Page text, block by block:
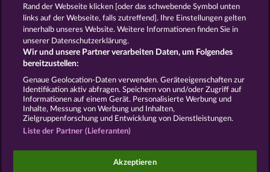
AGB Datenschutz und Cookie Richtlinien
Impressum
Widerruf einreichen
Social Casino Spiele dienen der reinen Unterhaltung
Rand der Webseite klicken [oder das schwebende Symbol unten
links auf der Webseite, falls zutreffend]. Ihre Einstellungen gelten
innerhalb unseres Website. Weitere Informationen finden Sie in
unserer Datenschutzerklärung.
Wir und unsere Partner verarbeiten Daten, um Folgendes
bereitzustellen:
Genaue Geolocation-Daten verwenden. Geräteeigenschaften zur
Identifikation aktiv abfragen. Speichern von und/oder Zugriff auf
Informationen auf einem Gerät. Personalisierte Werbung und
Inhalte, Messung von Werbung und Inhalten,
Zielgruppenforschung und Entwicklung von Dienstleistungen.
Liste der Partner (Lieferanten)
Akzeptieren